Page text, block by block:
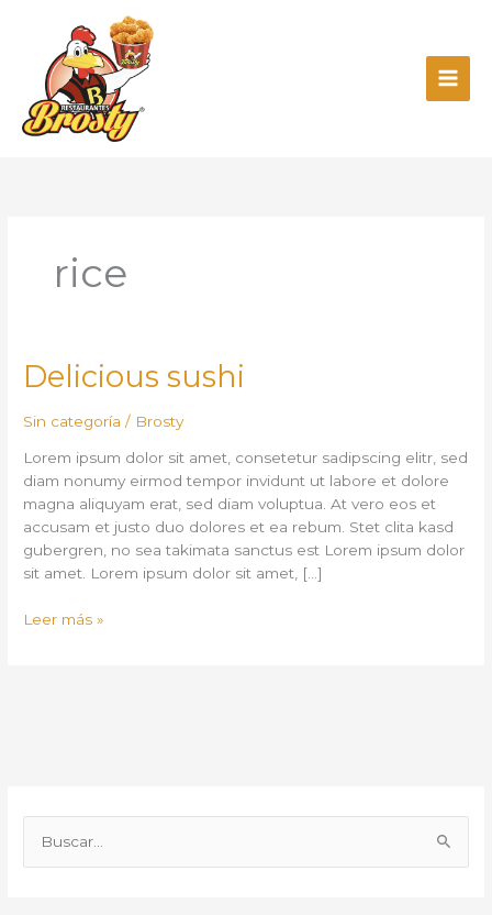
contenido
rice
Delicious sushi
Sin categoría / Brosty
Lorem ipsum dolor sit amet, consetetur sadipscing elitr, sed
diam nonumy eirmod tempor invidunt ut labore et dolore
magna aliquyam erat, sed diam voluptua. At vero eos et
accusam et justo duo dolores et ea rebum. Stet clita kasd
gubergren, no sea takimata sanctus est Lorem ipsum dolor
sit amet. Lorem ipsum dolor sit amet, […]
Delicious
sushi
Leer más »